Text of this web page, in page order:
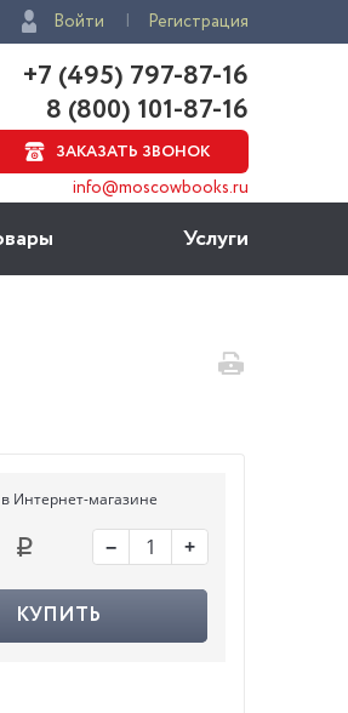
Войти Регистрация
+7 (495) 797-87-16
8 (800) 101-87-16
ЗАКАЗАТЬ ЗВОНОК
info@moscowbooks.ru
Услуги
Интернет-магазине
− +
КУПИТЬ